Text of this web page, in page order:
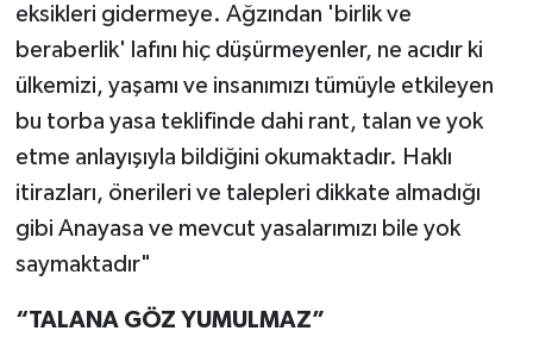
eksikleri gidermeye. Ağzından 'birlik ve
beraberlik' lafını hiç düşürmeyenler, ne acıdır ki
ülkemizi, yaşamı ve insanımızı tümüyle etkileyen
bu torba yasa teklifinde dahi rant, talan ve yok
etme anlayışıyla bildiğini okumaktadır. Haklı
itirazları, önerileri ve talepleri dikkate almadığı
gibi Anayasa ve mevcut yasalarımızı bile yok
saymaktadır"
“TALANA GÖZ YUMULMAZ”